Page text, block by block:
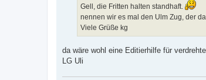
Gell, die Fritten halten standhaft.
nennen wir es mal den Ulm Zug, der
Viele Grüße kg
da wäre wohl eine Editierhilfe für
LG Uli